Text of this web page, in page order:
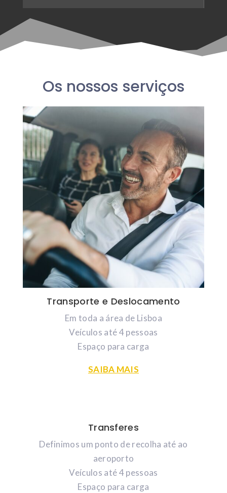
Os nossos serviços
Transporte e Deslocamento
Em toda a área de Lisboa
Veículos até 4 pessoas
Espaço para carga
SAIBA MAIS
Transferes
Definimos um ponto de recolha até ao
aeroporto
Veículos até 4 pessoas
Espaço para carga